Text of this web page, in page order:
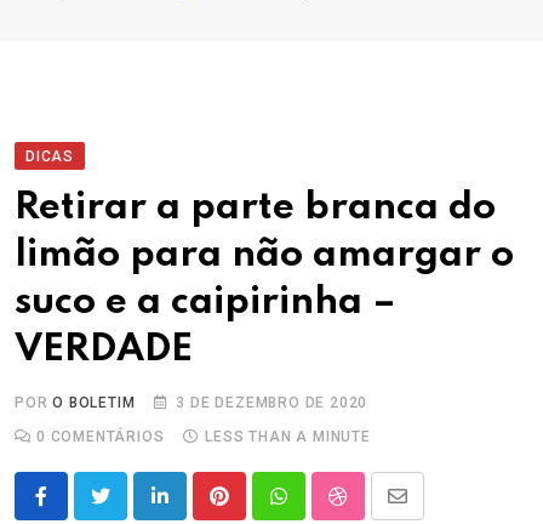
DICAS
Retirar a parte branca do
limão para não amargar o
suco e a caipirinha –
VERDADE
PORO BOLETIM
3 DE DEZEMBRO DE 2020
0 COMENTÁRIOS LESS THAN A MINUTE
LinkedInPinterestWhatsappStumbleUpon
Share